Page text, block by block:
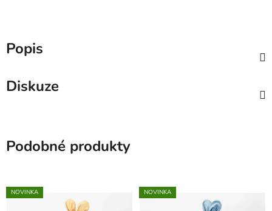
Popis
Diskuze
Podobné produkty
NOVINKA NOVINKA